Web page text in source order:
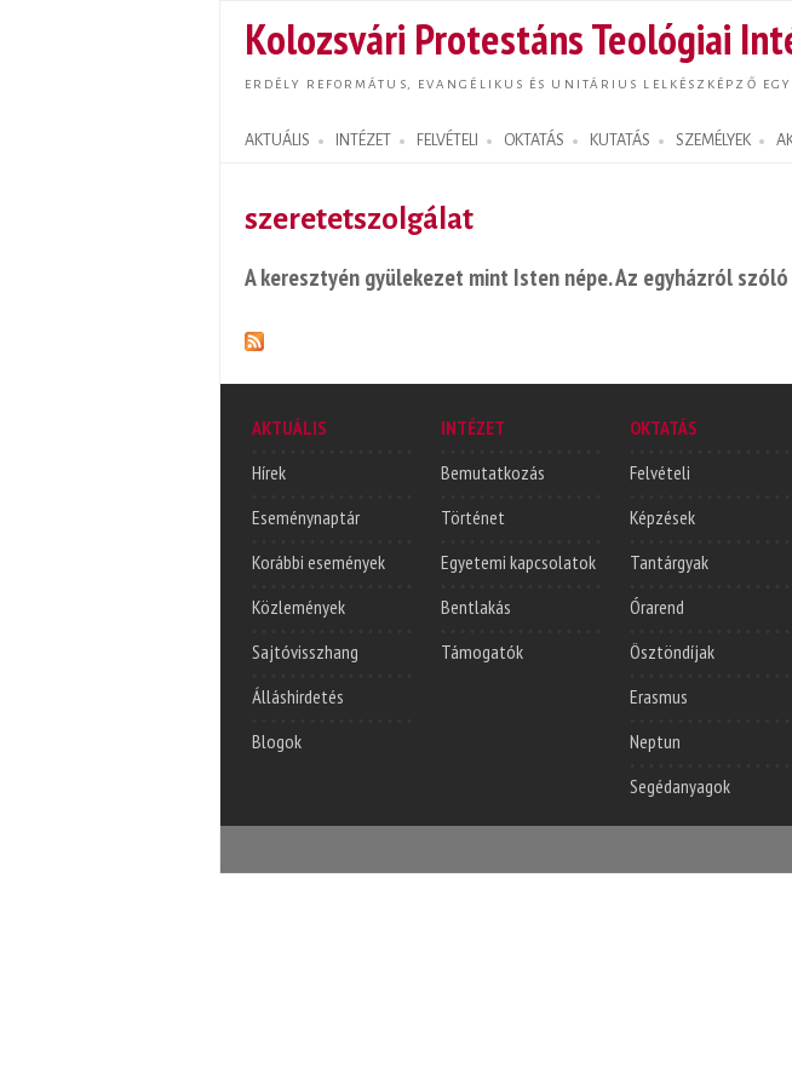
tartalomra
Kolozsvári Protestáns Teológiai
ERDÉLY REFORMÁTUS, EVANGÉLIKUS ÉS UNITÁRIUS LELKÉSZKÉPZŐ
AKTUÁLIS INTÉZET FELVÉTELI OKTATÁS KUTATÁS SZEMÉLYEK
Search form
szeretetszolgálat
A keresztyén gyülekezet mint Isten népe. Az egyházról
AKTUÁLIS
Hírek
Eseménynaptár
Korábbi események
Közlemények
Sajtóvisszhang
Álláshirdetés
Blogok
INTÉZET
Bemutatkozás
Történet
Egyetemi kapcsolatok
Bentlakás
Támogatók
OKTATÁS
Felvételi
Képzések
Tantárgyak
Órarend
Ösztöndíjak
Erasmus
Neptun
Segédanyagok